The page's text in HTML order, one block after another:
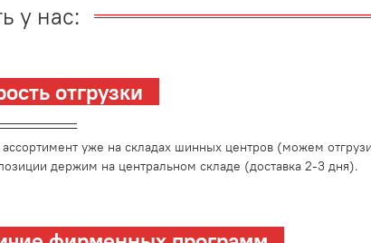
у нас:
отгрузки
уже на складах шинных центров (можем
держим на центральном складе (доставка 2-3 дня).